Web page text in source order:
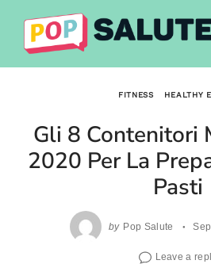
content
FITNESS HEALTHY
Gli 8 Contenitori
2020 Per La
Pasti
by Pop Salute
Leave a